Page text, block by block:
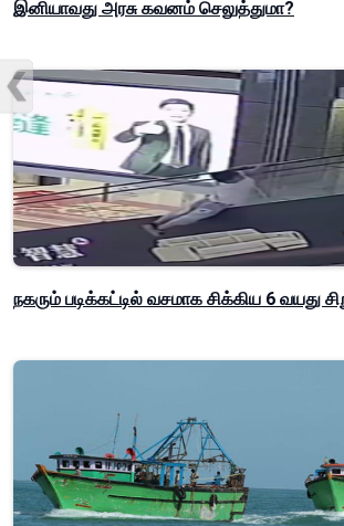
இனியாவது அரசு கவனம் செலுத்துமா?
நகரும் படிக்கட்டில் வசமாக சிக்கிய 6 வயது